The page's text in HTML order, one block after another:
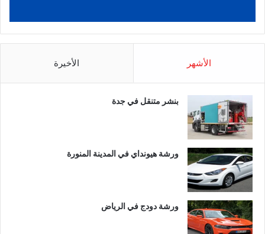
الأشهر الأخيرة
بنشر متنقل في جدة
ورشة هيونداي في المدينة المنورة
ورشة دودج في الرياض